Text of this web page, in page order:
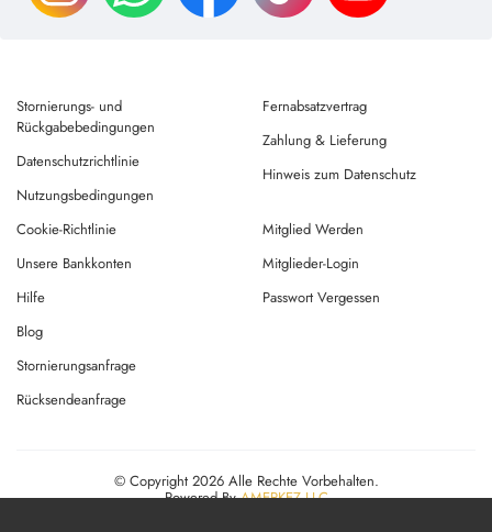
Stornierungs- und
Rückgabebedingungen
Datenschutzrichtlinie
Nutzungsbedingungen
Fernabsatzvertrag
Zahlung & Lieferung
Hinweis zum Datenschutz
Cookie-Richtlinie
Unsere Bankkonten
Hilfe
Mitglied Werden
Mitglieder-Login
Passwort Vergessen
Blog
Stornierungsanfrage
Rücksendeanfrage
© Copyright 2026 Alle Rechte Vorbehalten.
Powered ByAMERKEZ LLC